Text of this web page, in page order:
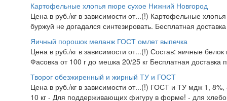
Картофельные хлопья пюре сухое Нижний Новгород
Цена в руб./кг в зависимости от...(!) Картофельные
буржуй не догадался синтезировать. Бесплатная
Яичный порошок меланж ГОСТ омлет выпечка
Цена в руб./кг в зависимости от...(!) Состав: яичные
Фасовка от 100 г до мешка 20/25 кг Бесплатная
Творог обезжиренный и жирный ТУ и ГОСТ
Цена в руб./кг в зависимости от...(!) ГОСТ и ТУ мдж 1,
10 кг - Для поддерживающих фигуру в форме! - для